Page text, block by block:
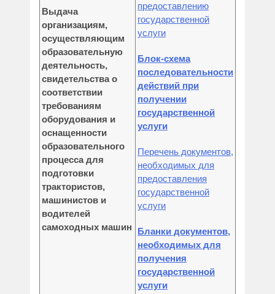
Выдача
организациям,
осуществляющим
образовательную
деятельность,
свидетельства о
соответствии
требованиям
оборудования и
оснащенности
образовательного
процесса для
подготовки
трактористов,
машинистов и
водителей
самоходных машин
предоставлению
государственной
услуги
Блок-схема
последовательности
действий при
получении
государственной
услуги
Перечень документов,
необходимых для
предоставления
государственной
услуги
Бланки документов,
необходимых для
получения
государственной
услуги